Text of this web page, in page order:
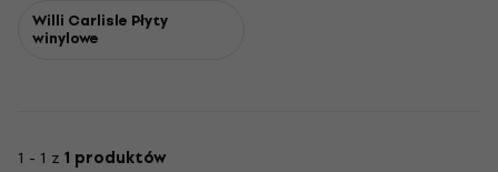
Willi Carlisle Płyty
winylowe
1 - 1 z 1 produktów